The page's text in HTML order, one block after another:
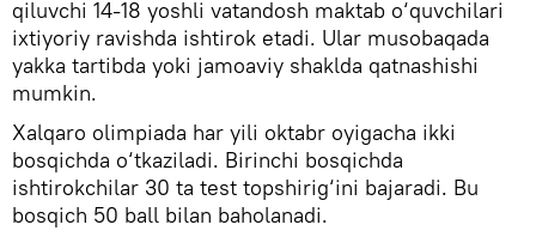
qiluvchi 14-18 yoshli vatandosh maktab o‘quvchilari
ixtiyoriy ravishda ishtirok etadi. Ular musobaqada
yakka tartibda yoki jamoaviy shaklda qatnashishi
mumkin.
Xalqaro olimpiada har yili oktabr oyigacha ikki
bosqichda o‘tkaziladi. Birinchi bosqichda
ishtirokchilar 30 ta test topshirig‘ini bajaradi. Bu
bosqich 50 ball bilan baholanadi.